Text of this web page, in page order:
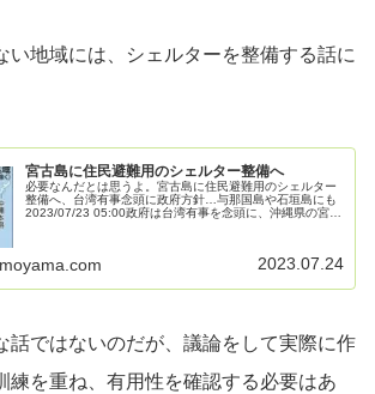
い地域には、シェルターを整備する話に
宮古島に住民避難用のシェルター整備へ
必要なんだとは思うよ。宮古島に住民避難用のシェルター
整備へ、台湾有事念頭に政府方針…与那国島や石垣島にも
2023/07/23 05:00政府は台湾有事を念頭に、沖縄県の宮古
2023.07.24
話ではないのだが、議論をして実際に作
練を重ね、有用性を確認する必要はあ